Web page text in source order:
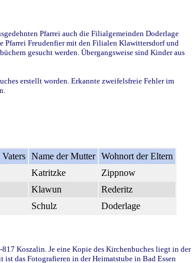
Pfarrei auch die Filialgemeinden Doderlage
Pfarrei Freudenfier mit den Filialen Klawittersdorf und
gesucht werden. Übergangsweise sind Kinder aus
erstellt worden. Erkannte zweifelsfreie Fehler im
Name der Mutter Wohnort der Eltern
Katritzke
Zippnow
Klawun
Rederitz
Schulz Doderlage
Koszalin. Je eine Kopie des Kirchenbuches liegt in der
das Fotografieren in der Heimatstube in Bad Essen